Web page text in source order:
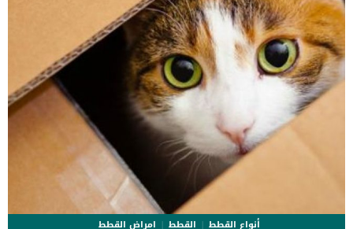
أنواع القطط القطط
امراض القطط